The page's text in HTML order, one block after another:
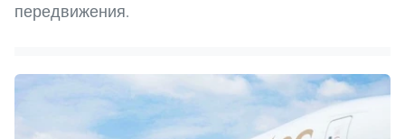
передвижения.